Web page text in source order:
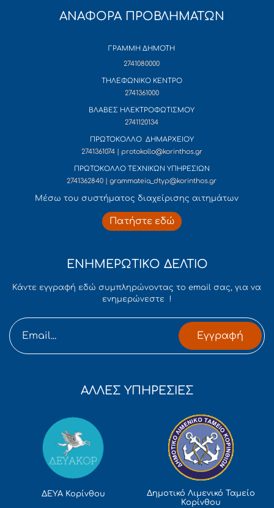
ΑΝΑΦΟΡΑ ΠΡΟΒΛΗΜΑΤΩΝ
ΓΡΑΜΜΗ ΔΗΜΟΤΗ
2741080000
ΤΗΛΕΦΩΝΙΚΟ ΚΕΝΤΡΟ
2741361000
ΒΛΑΒΕΣ ΗΛΕΚΤΡΟΦΩΤΙΣΜΟΥ
2741120134
ΠΡΩΤΟΚΟΛΛΟ ΔΗΜΑΡΧΕΙΟΥ
2741361074 | protokollo@korinthos.gr
ΠΡΩΤΟΚΟΛΛΟ ΤΕΧΝΙΚΩΝ ΥΠΗΡΕΣΙΩΝ
2741362840 | grammateia_dtyp@korinthos.gr
Mέσω του συστήματος διαχείρισης αιτημάτων
Πατήστε εδώ
ΕΝΗΜΕΡΩΤΙΚΟ ΔΕΛΤΙΟ
Κάντε εγγραφή εδώ συμπληρώνοντας το email σας, για να
ενημερώνεστε !
Εγγραφή
ΑΛΛΕΣ ΥΠΗΡΕΣΙΕΣ
ΔΕΥΑ Κορίνθου
Δημοτικό Λιμενικό Ταμείο
Κορίνθου